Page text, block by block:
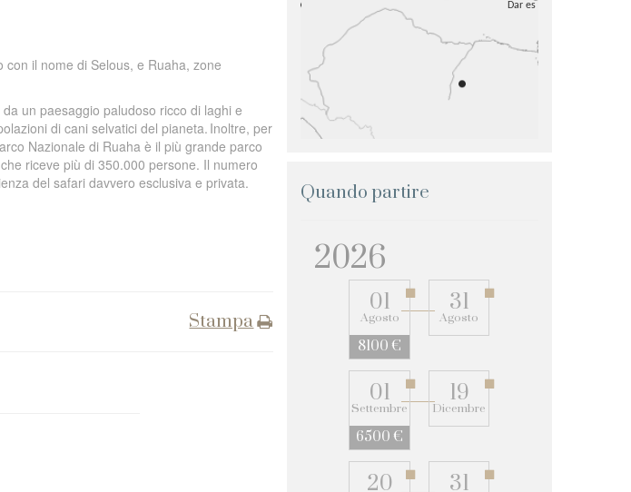
il nome di Selous, e Ruaha, zone
un paesaggio paludoso ricco di laghi e
di cani selvatici del pianeta. Inoltre, per
Nazionale di Ruaha è il più grande parco
riceve più di 350.000 persone. Il numero
del safari davvero esclusiva e privata.
Stampa
Quando partire
2026
01
Agosto
8100 €
31
Agosto
01
Settembre
6500 €
19
Dicembre
20 31